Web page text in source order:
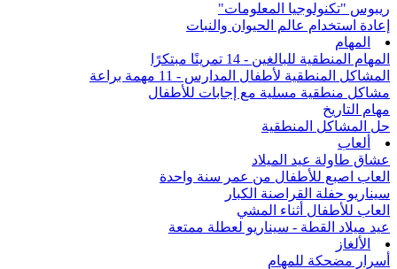
ريبوس "تكنولوجيا المعلومات"
إعادة استخدام عالم الحيوان والنبات
المهام
المهام المنطقية للبالغين - 14 تمرينًا مبتكرًا
المشاكل المنطقية لأطفال المدارس - 11 مهمة براعة
مشاكل منطقية مسلية مع إجابات للأطفال
مهام التاريخ
حل المشاكل المنطقية
ألعاب
عشاق طاولة عيد الميلاد
العاب اصبع للأطفال من عمر سنة واحدة
سيناريو حفلة القراصنة الكبار
العاب للأطفال أثناء المشي
عيد ميلاد القطة - سيناريو لعطلة ممتعة
الألغاز
أسرار مضحكة للمهام